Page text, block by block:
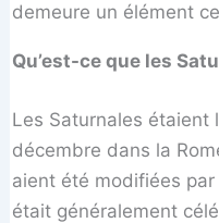
demeure un élément
Qu’est-ce que les
Les Saturnales étaient
décembre dans la
aient été modifiées
était généralement